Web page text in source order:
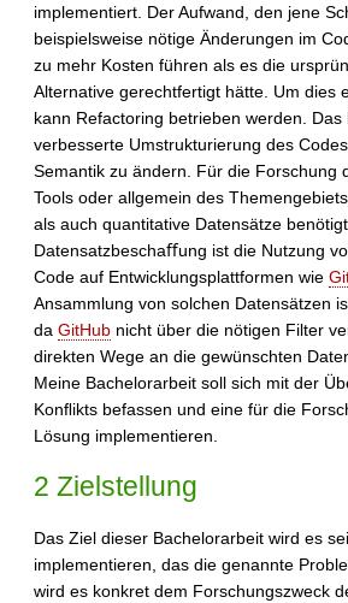
implementiert. Der Aufwand, den jene
beispielsweise nötige Änderungen im
zu mehr Kosten führen als es die
Alternative gerechtfertigt hätte. Um dies
kann Refactoring betrieben werden. Das
verbesserte Umstrukturierung des
Semantik zu ändern. Für die Forschung
Tools oder allgemein des
als auch quantitative Datensätze
Datensatzbeschaﬀung ist die Nutzung
Code auf Entwicklungsplattformen wie
Ansammlung von solchen Datensätzen
da GitHub nicht über die nötigen Filter
direkten Wege an die gewünschten
Meine Bachelorarbeit soll sich mit der
Konﬂikts befassen und eine für die
Lösung implementieren.
2 Zielstellung
Das Ziel dieser Bachelorarbeit wird es
implementieren, das die genannte
wird es konkret dem Forschungszweck